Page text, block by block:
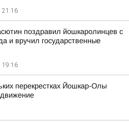
21:16
поздравил йошкаролинцев с
и вручил государственные
19:16
перекрестках Йошкар-Олы